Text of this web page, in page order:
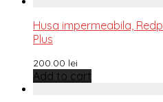
Husa impermeabila,
Plus
200.00 lei
Add to cart